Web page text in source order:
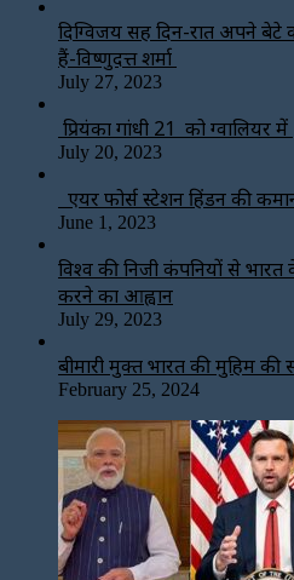
दिग्विजय सिंह दिन-रात अपने
हैं-विष्णुदत्त शर्मा
July 27, 2023
प्रियंका गांधी 21 को ग्वालियर में
July 20, 2023
एयर फोर्स स्टेशन हिंडन की
June 1, 2023
विश्‍व की निजी कंपनियों से
करने का आह्वान
July 29, 2023
बीमारी मुक्त भारत की मुहिम की
February 25, 2024